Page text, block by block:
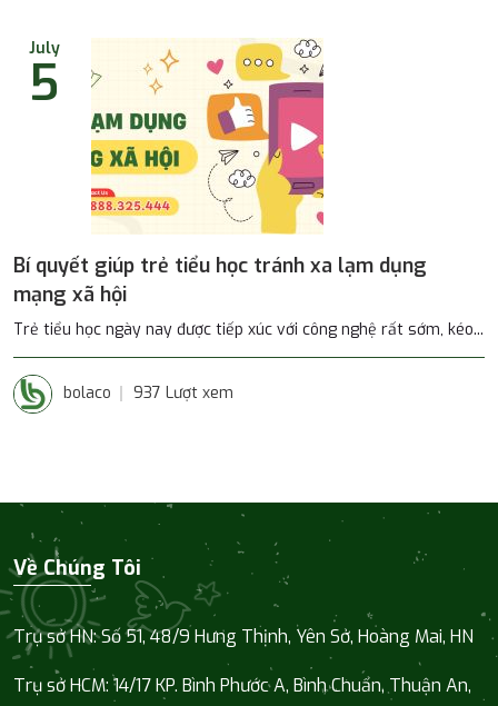
July
5
Bí quyết giúp trẻ tiểu học tránh xa lạm dụng
mạng xã hội
Trẻ tiểu học ngày nay được tiếp xúc với công nghệ rất sớm, kéo...
bolaco 937 Lượt xem
Về Chúng Tôi
Trụ sở HN: Số 51, 48/9 Hưng Thịnh, Yên Sở, Hoàng Mai, HN
Trụ sở HCM: 14/17 KP. Bình Phước A, Bình Chuẩn, Thuận An,